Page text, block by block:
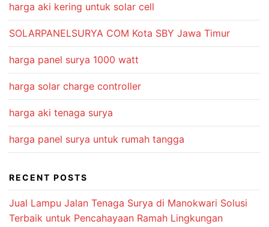
harga aki kering untuk solar cell
SOLARPANELSURYA COM Kota SBY Jawa Timur
harga panel surya 1000 watt
harga solar charge controller
harga aki tenaga surya
harga panel surya untuk rumah tangga
RECENT POSTS
Jual Lampu Jalan Tenaga Surya di Manokwari Solusi
Terbaik untuk Pencahayaan Ramah Lingkungan